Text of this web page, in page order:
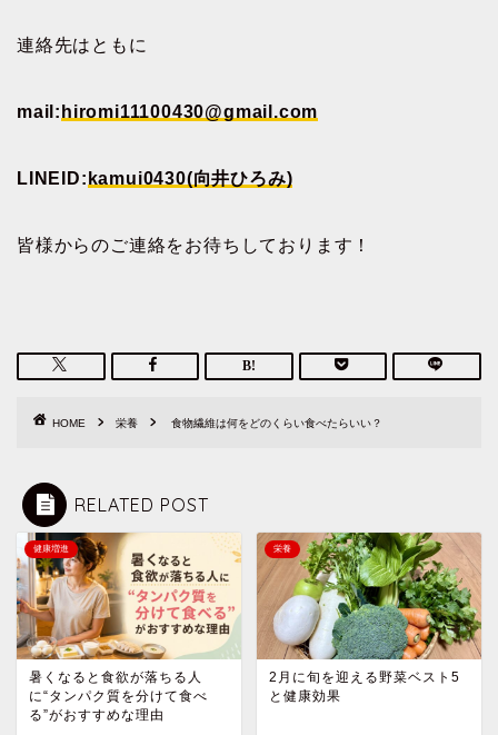
連絡先はともに
mail: hiromi11100430@gmail.com
LINEID: kamui0430(向井ひろみ)
皆様からのご連絡をお待ちしております！
HOME 栄養 食物繊維は何をどのくらい食べたらいい？
RELATED POST
健康増進
暑くなると食欲が落ちる人
に“タンパク質を分けて食べ
る”がおすすめな理由
栄養
2月に旬を迎える野菜ベスト5
と健康効果